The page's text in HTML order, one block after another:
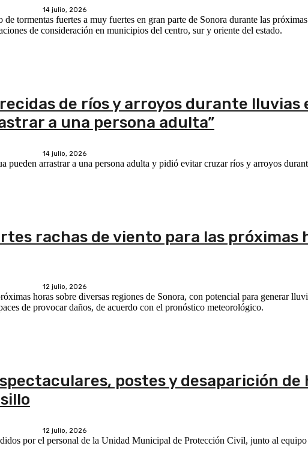
14 julio, 2026
tormentas fuertes a muy fuertes en gran parte de Sonora durante las
de consideración en municipios del centro, sur y oriente del estado.
de ríos y arroyos durante lluvias
a una persona adulta”
14 julio, 2026
pueden arrastrar a una persona adulta y pidió evitar cruzar ríos y arroyos
rachas de viento para las próximas
12 julio, 2026
horas sobre diversas regiones de Sonora, con potencial para generar
de provocar daños, de acuerdo con el pronóstico meteorológico.
postes y desaparición de
12 julio, 2026
por el personal de la Unidad Municipal de Protección Civil, junto al